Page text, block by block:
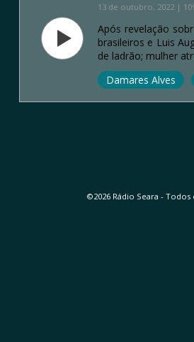
13 de outubro, 2022 |
Após revelação
brasileiros e Luis
de ladrão; mulher
Damares Alves
©2026 Rádio Seara -